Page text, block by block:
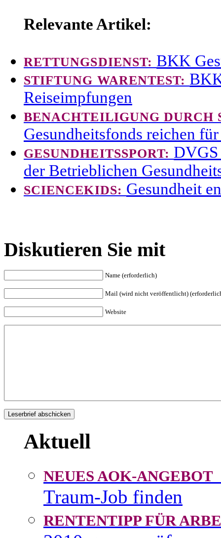
Relevante Artikel:
RETTUNGSDIENST: BKK
STIFTUNG WARENTEST:
Reiseimpfungen
BENACHTEILIGUNG DURCH
Gesundheitsfonds reichen
GESUNDHEITSSPORT:
der Betrieblichen
SCIENCEKIDS: Gesundheit
Diskutieren Sie mit
Name (erforderlich)
Mail (wird nicht veröffentlicht)
Website
Aktuell
NEUES AOK-ANGEBOT
Traum-Job finden
RENTENTIPP FÜR